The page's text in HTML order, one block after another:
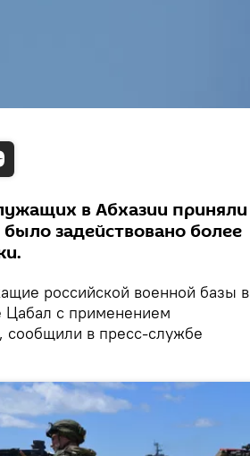
в Абхазии приняли
задействовано более
российской военной базы в
Цабал с применением
сообщили в пресс-службе